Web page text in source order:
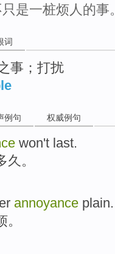
是一桩烦人的事
词
事；打扰
例句 权威例句
won't last.
久 。
annoyance plain.